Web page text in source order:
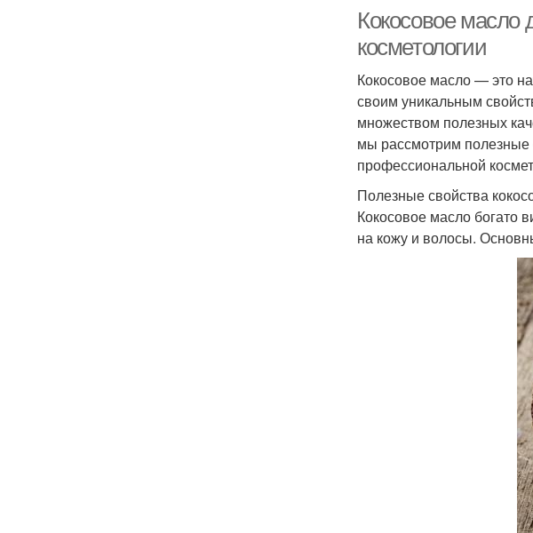
Кокосовое масло
косметологии
Кокосовое масло — это
своим уникальным
множеством полезных
мы рассмотрим полезные
профессиональной
Полезные свойства
Кокосовое масло богато
на кожу и волосы.